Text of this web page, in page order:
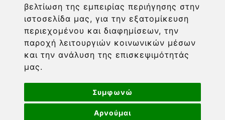
βελτίωση της εμπειρίας περιήγησης στην
ιστοσελίδα μας, για την εξατομίκευση
περιεχομένου και διαφημίσεων, την
παροχή λειτουργιών κοινωνικών μέσων
και την ανάλυση της επισκεψιμότητάς
μας.
Συμφωνώ
Αρνούμαι